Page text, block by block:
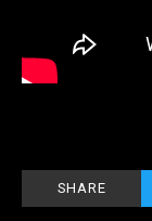
SHARE